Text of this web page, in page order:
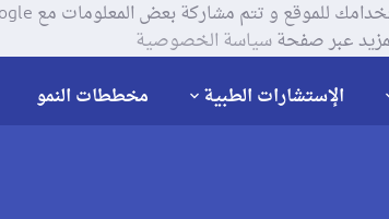
عبر صفحةسياسة الخصوصية
الإستشارات الطبية مخططات النمو